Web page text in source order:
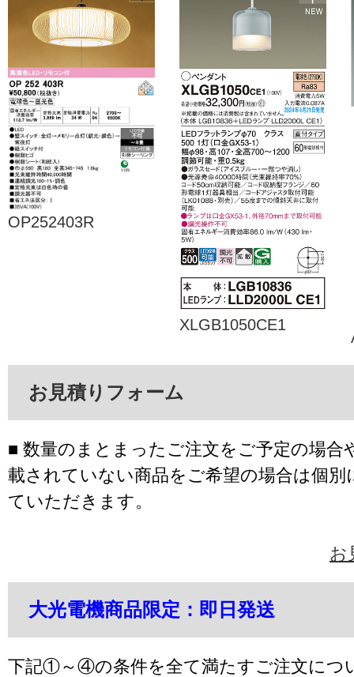
OP252403R
XLGB1050CE1
お見積りフォーム
■ 数量のまとまったご注文をご予定の場合
載されていない商品をご希望の場合は個別
ていただきます。
お
大光電機商品限定：即日発送
下記①～④の条件を全て満たすご注文につ